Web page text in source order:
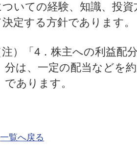
ついての経験、知識、投
決定する方針であります。
注）「4．株主への利益
分は、一定の配当などを
であります。
一覧へ戻る